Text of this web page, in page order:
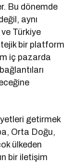
Bu dönemde
aynı
ve Türkiye
bir platform
iç pazarda
getirmek
Orta Doğu,
ülkeden
bir iletişim